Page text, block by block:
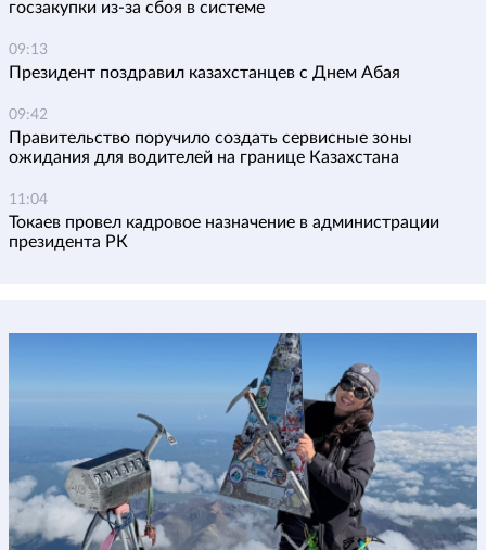
госзакупки из-за сбоя в системе
09:13
Президент поздравил казахстанцев с Днем Абая
09:42
Правительство поручило создать сервисные зоны
ожидания для водителей на границе Казахстана
11:04
Токаев провел кадровое назначение в администрации
президента РК